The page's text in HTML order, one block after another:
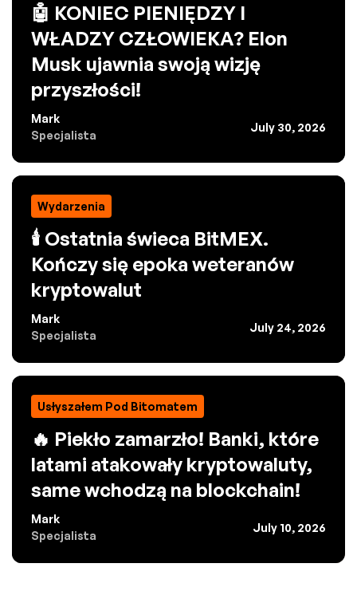
🤖 KONIEC PIENIĘDZY I
WŁADZY CZŁOWIEKA? Elon
Musk ujawnia swoją wizję
przyszłości!
Mark
Specjalista
July 30, 2026
Wydarzenia
🕯️ Ostatnia świeca BitMEX.
Kończy się epoka weteranów
kryptowalut
Mark
Specjalista
July 24, 2026
Usłyszałem Pod Bitomatem
🔥 Piekło zamarzło! Banki, które
latami atakowały kryptowaluty,
same wchodzą na blockchain!
Mark
Specjalista
July 10, 2026